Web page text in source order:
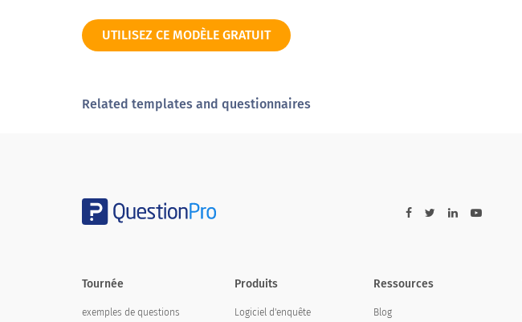
Relation avec les distributeurs
Quelles sont vos menaces?
UTILISEZ CE MODÈLE GRATUIT
Related templates and questionnaires
Tournée
exemples de questions
Produits
Logiciel d'enquête
Ressources
Blog